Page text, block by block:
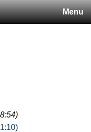
Menu